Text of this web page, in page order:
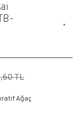
TL
Ağaç